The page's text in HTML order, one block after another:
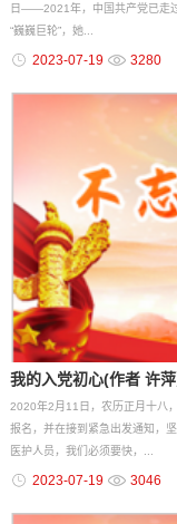
日——2021年，中国共产党已走
“巍巍巨轮”，她...
2023-07-19 3280
我的入党初心(作者 许萍
2020年2月11日，农历正月十八
报名，并在接到紧急出发通知，
医护人员，我们必须要快，...
2023-07-19 3046